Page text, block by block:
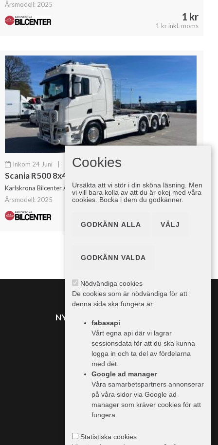
Årsmodell: 2025
1 kr
1 kr inkl. moms
Inkom 24 Juni Krok/Lastväxlare
Karlskrona Bilcenter AB
Årsmodell: 2025
1 kr inkl. moms
NYHETER FRÅN TRAILER
MER INFO
Vi använder cookies
Information & priser
Handlare
Trailer.se
Integritetspolicy
Cookies
Ursäkta att vi stör i din sköna läsning. Men
vi vill bara kolla av att du är okej med våra
cookies. Bocka i dem du godkänner.
GODKÄNN ALLA VÄLJ
GODKÄNN VALDA
Nödvändiga cookies
De cookies som är nödvändiga för att
denna sida ska fungera är:
fabasapi
Vårt egna api där vi lagrar
sessionsdata för att du ska kunna
logga in och ta del av fördelarna
med det.
Google ad manager
Våra samarbetspartners annonserar
på våra sidor via Google ad
manager som kräver cookies för att
fungera.
Statistiska cookies